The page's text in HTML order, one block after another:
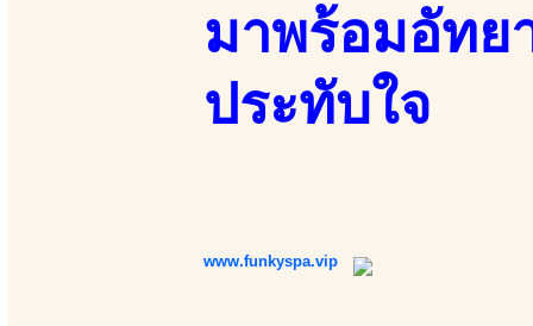
มาพร้อมอัทย
ประทับใจ
www.funkyspa.vip